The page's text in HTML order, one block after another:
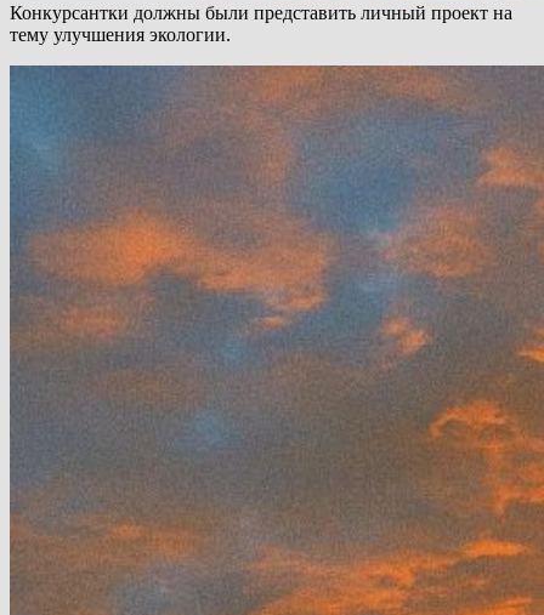
Конкурсантки должны были представить личный проект на
тему улучшения экологии.